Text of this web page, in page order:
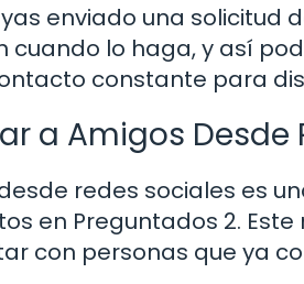
enviado una
cuando lo haga, y así
constante para
a Amigos Desde
redes sociales es
en Preguntados 2.
con personas que ya